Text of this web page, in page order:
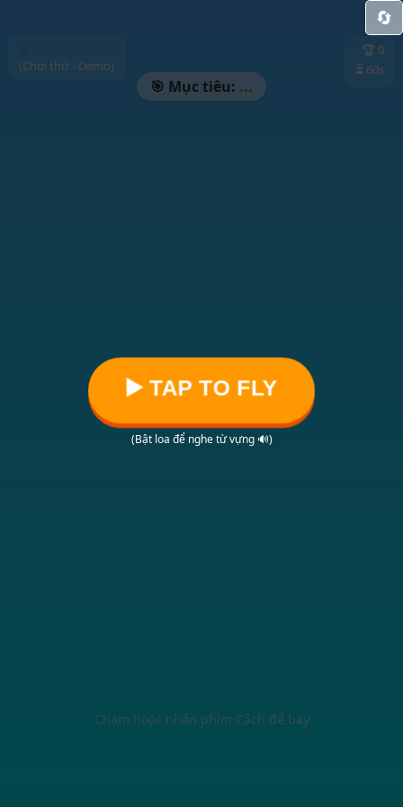
🔄
(Chơi thử - Demo)
🏆 0
⏳ 60s
🎯 Mục tiêu: ...
Chạm hoặc nhấn phím Cách để bay
▶️ TAP TO FLY
(Bật loa để nghe từ vựng 🔊)